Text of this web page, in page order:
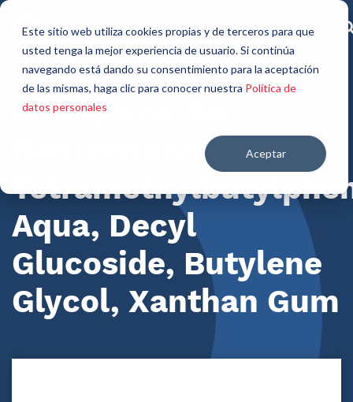
Este sitio web utiliza cookies propias y de terceros para que
usted tenga la mejor experiencia de usuario. Si continúa
navegando está dando su consentimiento para la aceptación
de las mismas, haga clic para conocer nuestra Política de
datos personales
Aceptar
Filtros orgánicos
Methylene Bis-
Benzotriazolyl
Aqua, Decyl
Glucoside, Butylene
Glycol, Xanthan Gum